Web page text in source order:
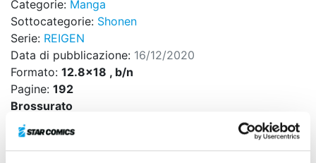
Categorie: Manga
Sottocategorie: Shonen
Serie: REIGEN
Data di pubblicazione: 16/12/2020
Formato: 12.8x18 , b/n
Pagine: 192
Brossurato
Codice ISBN:
Puoi trovarlo in:
Fumetteria, Online store, Libreria